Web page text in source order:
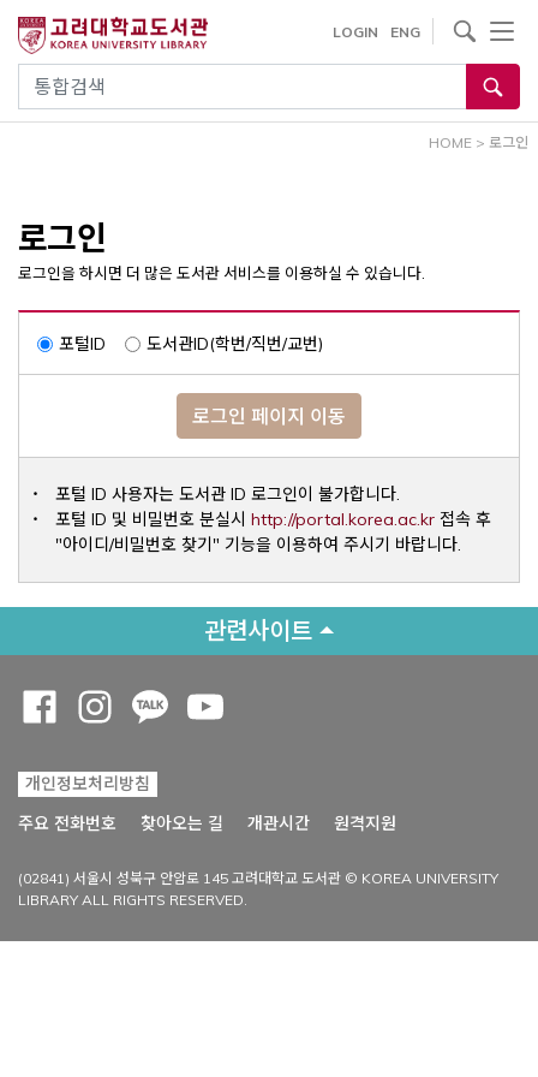
건
통합검색
LOGIN ENG
사이트내 검색
HOME > 로그인
로그인
로그인을 하시면 더 많은 도서관 서비스를 이용하실 수 있습니다.
포털ID 도서관ID(학번/직번/교번)
로그인 페이지 이동
포털 ID 사용자는 도서관 ID 로그인이 불가합니다.
포털 ID 및 비밀번호 분실시 http://portal.korea.ac.krOpens a
접속 후
"아이디/비밀번호 찾기" 기능을 이용하여 주시기 바랍니다.
관련사이트
개인정보처리방침
주요 전화번호
찾아오는 길 개관시간 원격지원
(02841) 서울시 성북구 안암로 145 고려대학교 도서관 © KOREA UNIVERSITY
LIBRARY ALL RIGHTS RESERVED.
Opens a new window
Opens a new window
Opens a new window